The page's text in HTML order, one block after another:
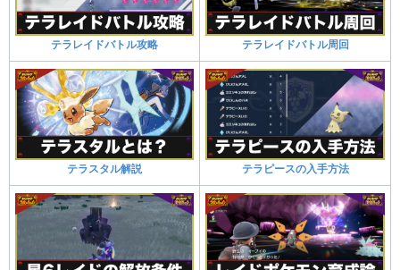
テラレイドバトル攻略 テラレイドバトル周回
テラスタル解説 テラピースの入手方法